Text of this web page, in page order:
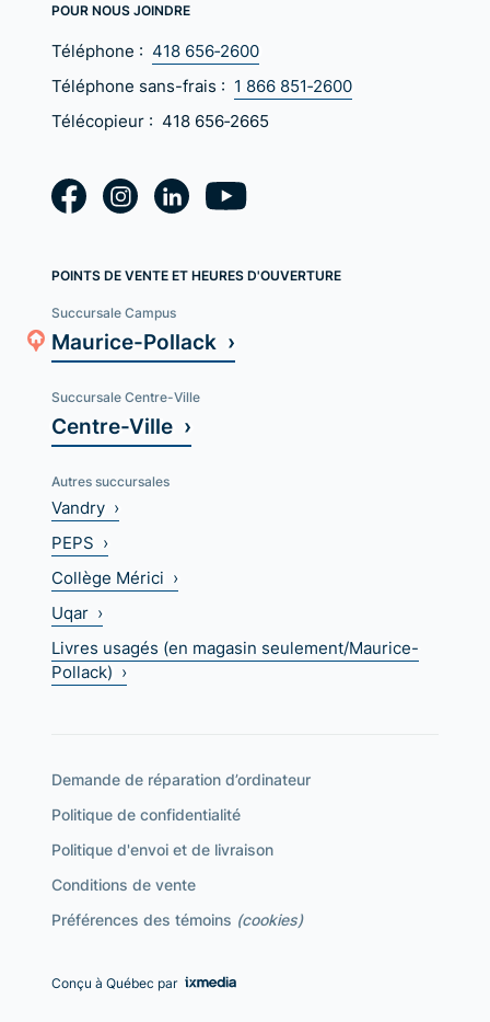
POUR NOUS JOINDRE
Téléphone : 418 656‑2600
Téléphone sans-frais : 1 866 851‑2600
Télécopieur : 418 656‑2665
POINTS DE VENTE ET HEURES D'OUVERTURE
Succursale Campus
Maurice-Pollack ›
Succursale Centre-Ville
Centre-Ville ›
Autres succursales
Vandry ›
PEPS ›
Collège Mérici ›
Uqar ›
Livres usagés (en magasin seulement/Maurice-
Pollack) ›
Demande de réparation d’ordinateur
Politique de confidentialité
Politique d'envoi et de livraison
Conditions de vente
Préférences des témoins (cookies)
Conçu à Québec par